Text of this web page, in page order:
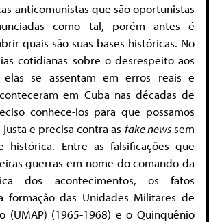
anticomunistas que são oportunistas
como tal, porém antes é
quais são suas bases históricas. No
cotidianas sobre o desrespeito aos
elas se assentam em erros reais e
em Cuba nas décadas de
conhece-los para que possamos
e precisa contra as fake newssem
histórica. Entre as falsificações que
guerras em nome do comando da
dos acontecimentos, os fatos
formação das Unidades Militares de
(UMAP) (1965-1968) e o Quinquênio